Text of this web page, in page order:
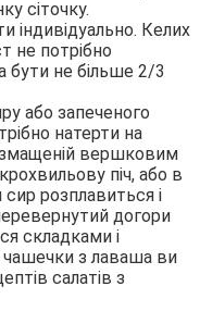
сіточку.
індивідуально. Келих
не потрібно
бути не більше 2/3
або запеченого
натерти на
змащеній вершковим
піч, або в
розплавиться і
догори
складками і
чашечки з лаваша ви
салатів з